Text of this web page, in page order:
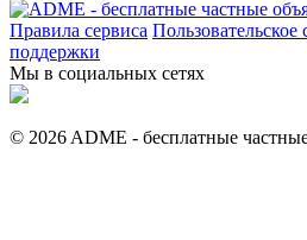
Правила сервиса Пользовательское
поддержки
Мы в социальных сетях
© 2026 ADME - бесплатные